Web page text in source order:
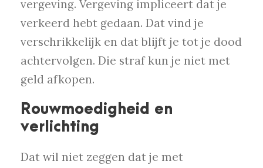
vergeving. Vergeving impliceert dat je
verkeerd hebt gedaan. Dat vind je
verschrikkelijk en dat blijft je tot je dood
achtervolgen. Die straf kun je niet met
geld afkopen.
Rouwmoedigheid en
verlichting
Dat wil niet zeggen dat je met